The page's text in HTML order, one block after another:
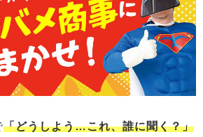
「どうしよう…これ、誰に聞く？」